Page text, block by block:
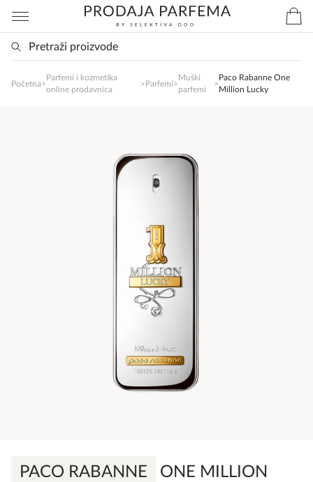
Početna>
Parfemi i kozmetika
online prodavnica
>Parfemi>
Muški
parfemi
>
Paco Rabanne One
Million Lucky
PACO RABANNE
ONE MILLION
SlađanAi Asistent
poručite svoj omiljeni parfem danas ali i za